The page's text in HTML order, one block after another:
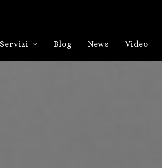
Servizi Blog News Video